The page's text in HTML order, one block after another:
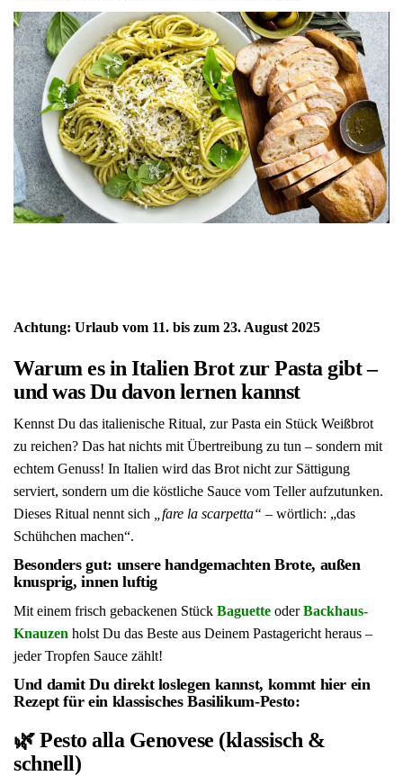
Achtung: Urlaub vom 11. bis zum 23. August 2025
Warum es in Italien Brot zur Pasta gibt –
und was Du davon lernen kannst
Kennst Du das italienische Ritual, zur Pasta ein Stück Weißbrot
zu reichen? Das hat nichts mit Übertreibung zu tun – sondern mit
echtem Genuss! In Italien wird das Brot nicht zur Sättigung
serviert, sondern um die köstliche Sauce vom Teller aufzutunken.
Dieses Ritual nennt sich
„fare la scarpetta“ – wörtlich: „das
Schühchen machen“.
Besonders gut: unsere handgemachten Brote, außen
knusprig, innen luftig
Mit einem frisch gebackenen Stück Baguette oderBackhaus-
Knauzen holst Du das Beste aus Deinem Pastagericht heraus –
jeder Tropfen Sauce zählt!
Und damit Du direkt loslegen kannst, kommt hier ein
Rezept für ein klassischesBasilikum-Pesto:
🌿 Pesto alla Genovese (klassisch &
schnell)